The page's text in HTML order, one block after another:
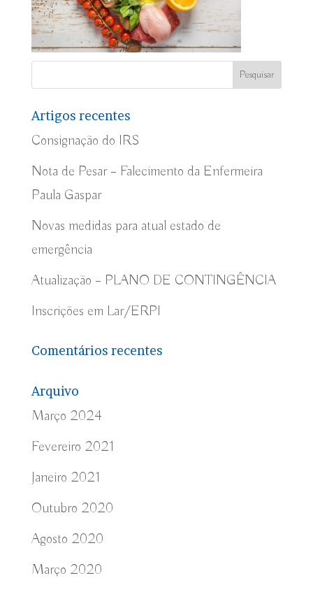
Artigos recentes
Consignação do IRS
Nota de Pesar – Falecimento da Enfermeira
Paula Gaspar
Novas medidas para atual estado de
emergência
Atualização – PLANO DE CONTINGÊNCIA
Inscrições em Lar/ERPI
Comentários recentes
Arquivo
Março 2024
Fevereiro 2021
Janeiro 2021
Outubro 2020
Agosto 2020
Março 2020